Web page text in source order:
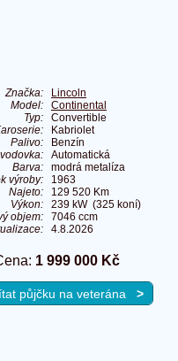
Značka:
Lincoln
Model:
Continental
Typ:
Convertible
Kabriolet
Palivo:
Benzín
Automatická
Barva:
modrá metalíza
výroby:
1963
Najeto:
129 520 Km
Výkon:
239 kW (325 koní)
objem:
7046 ccm
4.8.2026
1 999 000 Kč
půjčku na veterána >